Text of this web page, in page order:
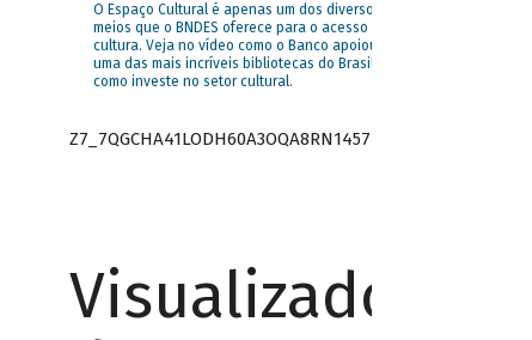
O Espaço Cultural é apenas um dos diversos
meios que o BNDES oferece para o acesso à
cultura. Veja no vídeo como o Banco apoiou
uma das mais incríveis bibliotecas do Brasil e
como investe no setor cultural.
Z7_7QGCHA41LODH60A3OQA8RN1457
Visualizador